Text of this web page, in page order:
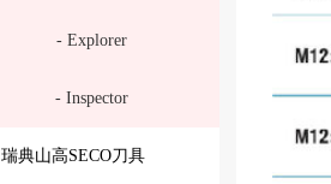
- Explorer
- Inspector
瑞典山高SECO刀具